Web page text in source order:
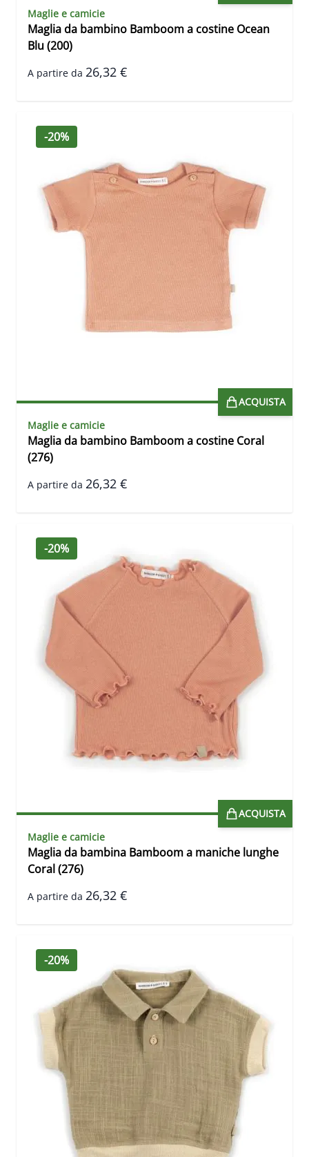
Maglie e camicie
Maglia da bambino Bamboom a costine Ocean
Blu (200)
A partire da 26,32 €
-20%
ACQUISTA
Maglie e camicie
Maglia da bambino Bamboom a costine Coral
(276)
A partire da 26,32 €
-20%
ACQUISTA
Maglie e camicie
Maglia da bambina Bamboom a maniche lunghe
Coral (276)
A partire da 26,32 €
-20%